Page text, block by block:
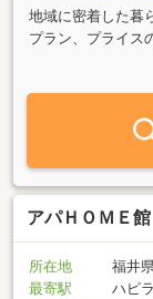
地域に密着した暮
プラン、プライス
豊かさへ。マルチ
造にすぎません。
キと稼働させるシ
が生まれます。そ
住まい」で快適な
れた「アパホテル
テル」で洗練され
フスタイルです。
アパＨＯＭＥ
所在地
福井
最寄駅
ハピ